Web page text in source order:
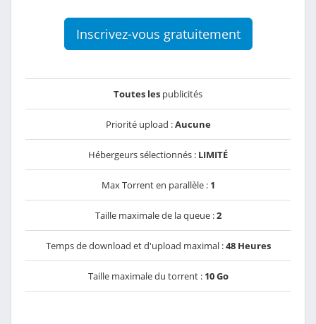
Inscrivez-vous gratuitement
Toutes les publicités
Priorité upload :Aucune
Hébergeurs sélectionnés : LIMITÉ
Max Torrent en parallèle : 1
Taille maximale de la queue :2
Temps de download et d'upload maximal :48 Heures
Taille maximale du torrent : 10 Go